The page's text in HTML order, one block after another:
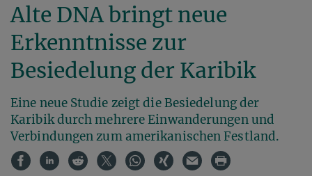
Alte DNA bringt neue
Erkenntnisse zur
Besiedelung der Karibik
Eine neue Studie zeigt die Besiedelung der
Karibik durch mehrere Einwanderungen und
Verbindungen zum amerikanischen Festland.